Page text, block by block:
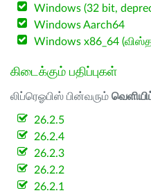
Windows (32 bit,
Windows Aarch64
Windows x86_64
கிடைக்கும் பதிப்புகள்
லிப்ரெஓபிஸ் பின்வரும்
26.2.5
26.2.4
26.2.3
26.2.2
26.2.1